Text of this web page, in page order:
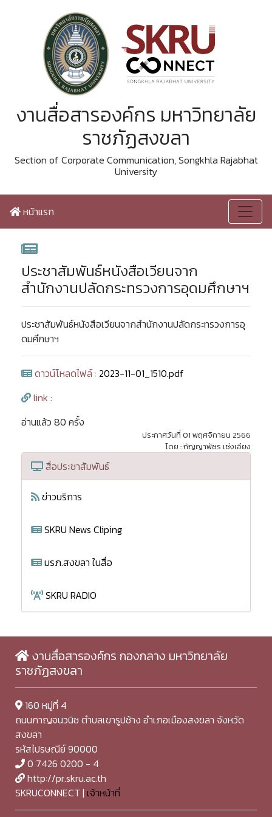
งานสื่อสารองค์กร มหาวิทยาลัย
ราชภัฏสงขลา
Section of Corporate Communication, Songkhla Rajabhat
University
หน้าแรก
ประชาสัมพันธ์หนังสือเวียนจาก
สำนักงานปลัดกระทรวงการอุดมศึกษาฯ
ประชาสัมพันธ์หนังสือเวียนจากสำนักงานปลัดกระทรวงการอุ
ดมศึกษาฯ
ดาวน์โหลดไฟล์ : 2023-11-01_1510.pdf
link :
อ่านแล้ว 80 ครั้ง
ประกาศวันที่ 01 พฤศจิกายน 2566
โดย : กัญญาพัชร เซ่งเอียง
สื่อประชาสัมพันธ์
ข่าวบริการ
SKRU News Cliping
มรภ.สงขลา ในสื่อ
SKRU RADIO
งานสื่อสารองค์กร กองกลาง มหาวิทยาลัย
ราชภัฏสงขลา
160 หมู่ที่ 4
ถนนกาญจนวนิช ตำบลเขารูปช้าง อำเภอเมืองสงขลา จังหวัด
สงขลา
รหัสไปรษณีย์ 90000
0 7426 0200 - 4
http://pr.skru.ac.th
SKRUCONNECT | เจ้าหน้าที่